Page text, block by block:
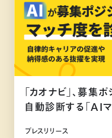
「カオナビ」、募集
自動診断する「AI
プレスリリース